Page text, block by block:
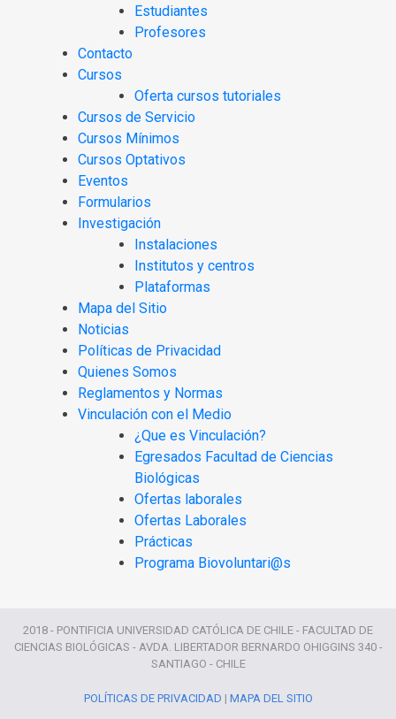
Estudiantes
Profesores
Contacto
Cursos
Oferta cursos tutoriales
Cursos de Servicio
Cursos Mínimos
Cursos Optativos
Eventos
Formularios
Investigación
Instalaciones
Institutos y centros
Plataformas
Mapa del Sitio
Noticias
Políticas de Privacidad
Quienes Somos
Reglamentos y Normas
Vinculación con el Medio
¿Que es Vinculación?
Egresados Facultad de Ciencias
Biológicas
Ofertas laborales
Ofertas Laborales
Prácticas
Programa Biovoluntari@s
2018 - PONTIFICIA UNIVERSIDAD CATÓLICA DE CHILE - FACULTAD DE
CIENCIAS BIOLÓGICAS - AVDA. LIBERTADOR BERNARDO OHIGGINS 340 -
SANTIAGO - CHILE
POLÍTICAS DE PRIVACIDAD | MAPA DEL SITIO